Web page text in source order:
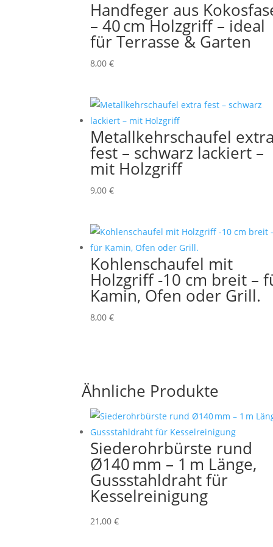
Handfeger aus
– 40 cm Holzgriff – ideal
für Terrasse & Garten
8,00€
Metallkehrschaufel
fest – schwarz lackiert –
mit Holzgriff
9,00€
Kohlenschaufel mit
Holzgriff -10 cm breit –
Kamin, Ofen oder Grill.
8,00€
Ähnliche Produkte
Siederohrbürste rund
Ø140 mm – 1 m Länge,
Gussstahldraht für
Kesselreinigung
21,00€